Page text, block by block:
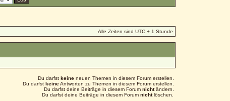
Alle Zeiten sind UTC + 1 Stunde
Du darfst keineneuen Themen in diesem Forum erstellen.
Du darfst keineAntworten zu Themen in diesem Forum erstellen.
Du darfst deine Beiträge in diesem Forum nichtändern.
Du darfst deine Beiträge in diesem Forum nichtlöschen.